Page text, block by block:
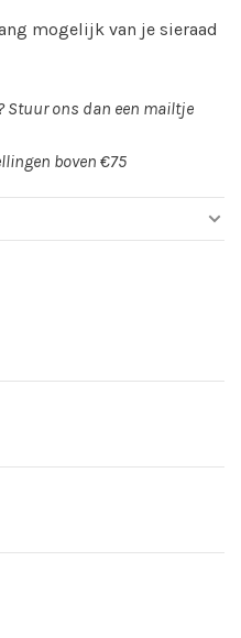
mogelijk van je sieraad
Stuur ons dan een mailtje
boven €75